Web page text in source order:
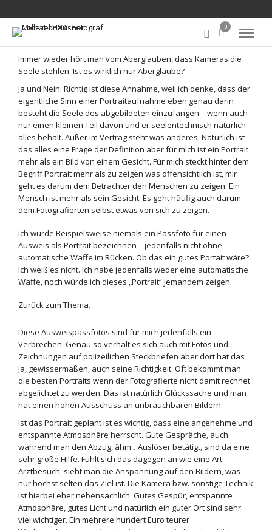
0
Immer wieder hört man vom Aberglauben, dass Kameras die
Seele stehlen. Ist es wirklich nur Aberglaube?
Ja und Nein. Richtig ist diese Annahme, weil ich denke, dass der
eigentliche Sinn einer Portraitaufnahme eben genau darin
besteht die Seele des abgebildeten einzufangen – wenn auch
nur einen kleinen Teil davon und er seelentechnisch natürlich
alles behält. Außer im Vertrag steht was anderes. Natürlich ist
das alles eine Frage der Definition aber für mich ist ein Portrait
mehr als ein Bild von einem Gesicht. Für mich steckt hinter dem
Begriff Portrait mehr als zu zeigen was offensichtlich ist, mir
geht es darum dem Betrachter den Menschen zu zeigen. Ein
Mensch ist mehr als sein Gesicht. Es geht häufig auch darum
dem Fotografierten selbst etwas von sich zu zeigen.
Ich würde Beispielsweise niemals ein Passfoto für einen
Ausweis als Portrait bezeichnen – jedenfalls nicht ohne
automatische Waffe im Rücken. Ob das ein gutes Portait wäre?
Ich weiß es nicht. Ich habe jedenfalls weder eine automatische
Waffe, noch würde ich dieses „Portrait“ jemandem zeigen.
Zurück zum Thema.
Diese Ausweispassfotos sind für mich jedenfalls ein
Verbrechen. Genau so verhält es sich auch mit Fotos und
Zeichnungen auf polizeilichen Steckbriefen aber dort hat das
ja, gewissermaßen, auch seine Richtigkeit. Oft bekommt man
die besten Portraits wenn der Fotografierte nicht damit rechnet
abgelichtet zu werden. Das ist natürlich Glückssache und man
hat einen hohen Ausschuss an unbrauchbaren Bildern.
Ist das Portrait geplant ist es wichtig, dass eine angenehme und
entspannte Atmosphäre herrscht. Gute Gespräche, auch
während man den Abzug, ähm…Auslöser betätigt, sind da eine
sehr große Hilfe. Fühlt sich das dagegen an wie eine Art
Arztbesuch, sieht man die Anspannung auf den Bildern, was
nur höchst selten das Ziel ist. Die Kamera bzw. sonstige Technik
ist hierbei eher nebensächlich. Gutes Gespür, entspannte
Atmosphäre, gutes Licht und natürlich ein guter Ort sind sehr
viel wichtiger. Ein mehrere hundert Euro teurer